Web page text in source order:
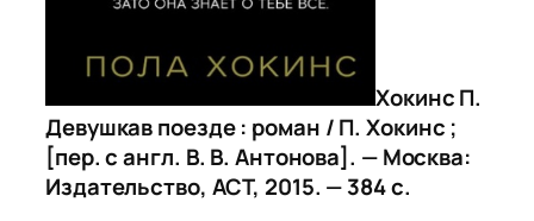
Хокинс П.
Девушкав поезде : роман / П. Хокинс ;
[пер. с англ. В. В. Антонова]. — Москва:
Издательство, АСТ, 2015. — 384 с.